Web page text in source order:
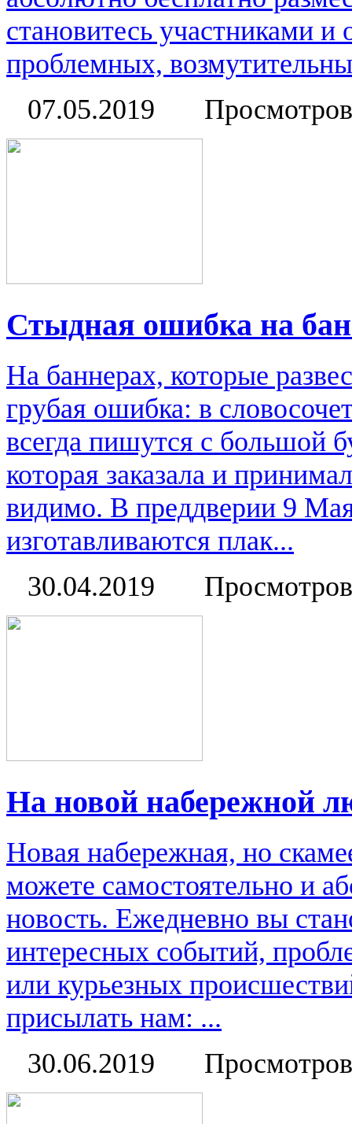
становитесь участниками
проблемных,
07.05.2019
Стыдная ошибка на
На баннерах, которые
грубая ошибка: в
всегда пишутся с большой
которая заказала и
видимо. В преддверии 9
изготавливаются плак...
30.04.2019
На новой набережной
Новая набережная, но
можете самостоятельно и
новость. Ежедневно вы
интересных событий,
или курьезных
присылать нам: ...
30.06.2019